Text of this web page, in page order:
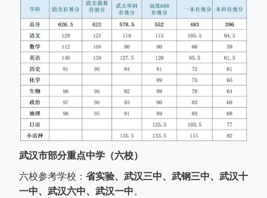
武汉市部分重点中学 （六校）
六校参考学校： 省实验、武汉三中、武钢三中、武汉十
一中、武汉六中、武汉一中。